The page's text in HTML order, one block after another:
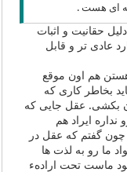
ای هست .
حقانیت و اثبات
عادی تر و قابل
هم اون موقع
بخاطر کاری که
بکشی. عقل جایی که
ایراد هم
چون گفتم که عقل در
ما رو به لذت ها
ماست تحت ارادهء